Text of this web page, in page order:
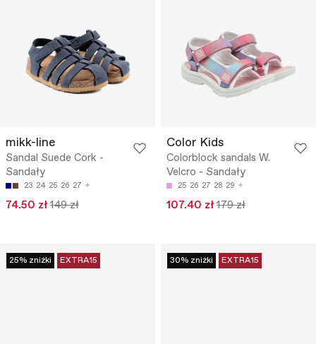
mikk-line
Sandal Suede Cork -
Sandały
23 24 25 26 27
74.50 zł 149 zł
Color Kids
Colorblock sandals W.
Velcro - Sandały
25 26 27 28 29
107.40 zł 179 zł
25% zniżki EXTRA15 30% zniżki EXTRA15